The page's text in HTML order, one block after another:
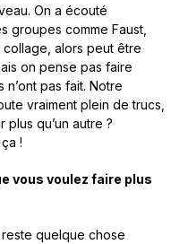
On a écouté
groupes comme Faust,
alors peut être
on pense pas faire
pas fait. Notre
vraiment plein de trucs,
qu’un autre ?
!
vous voulez faire plus
reste quelque chose